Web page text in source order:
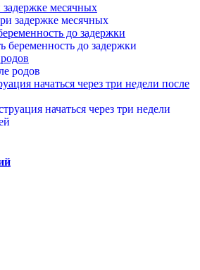
месячных
до задержки
начаться через три недели после